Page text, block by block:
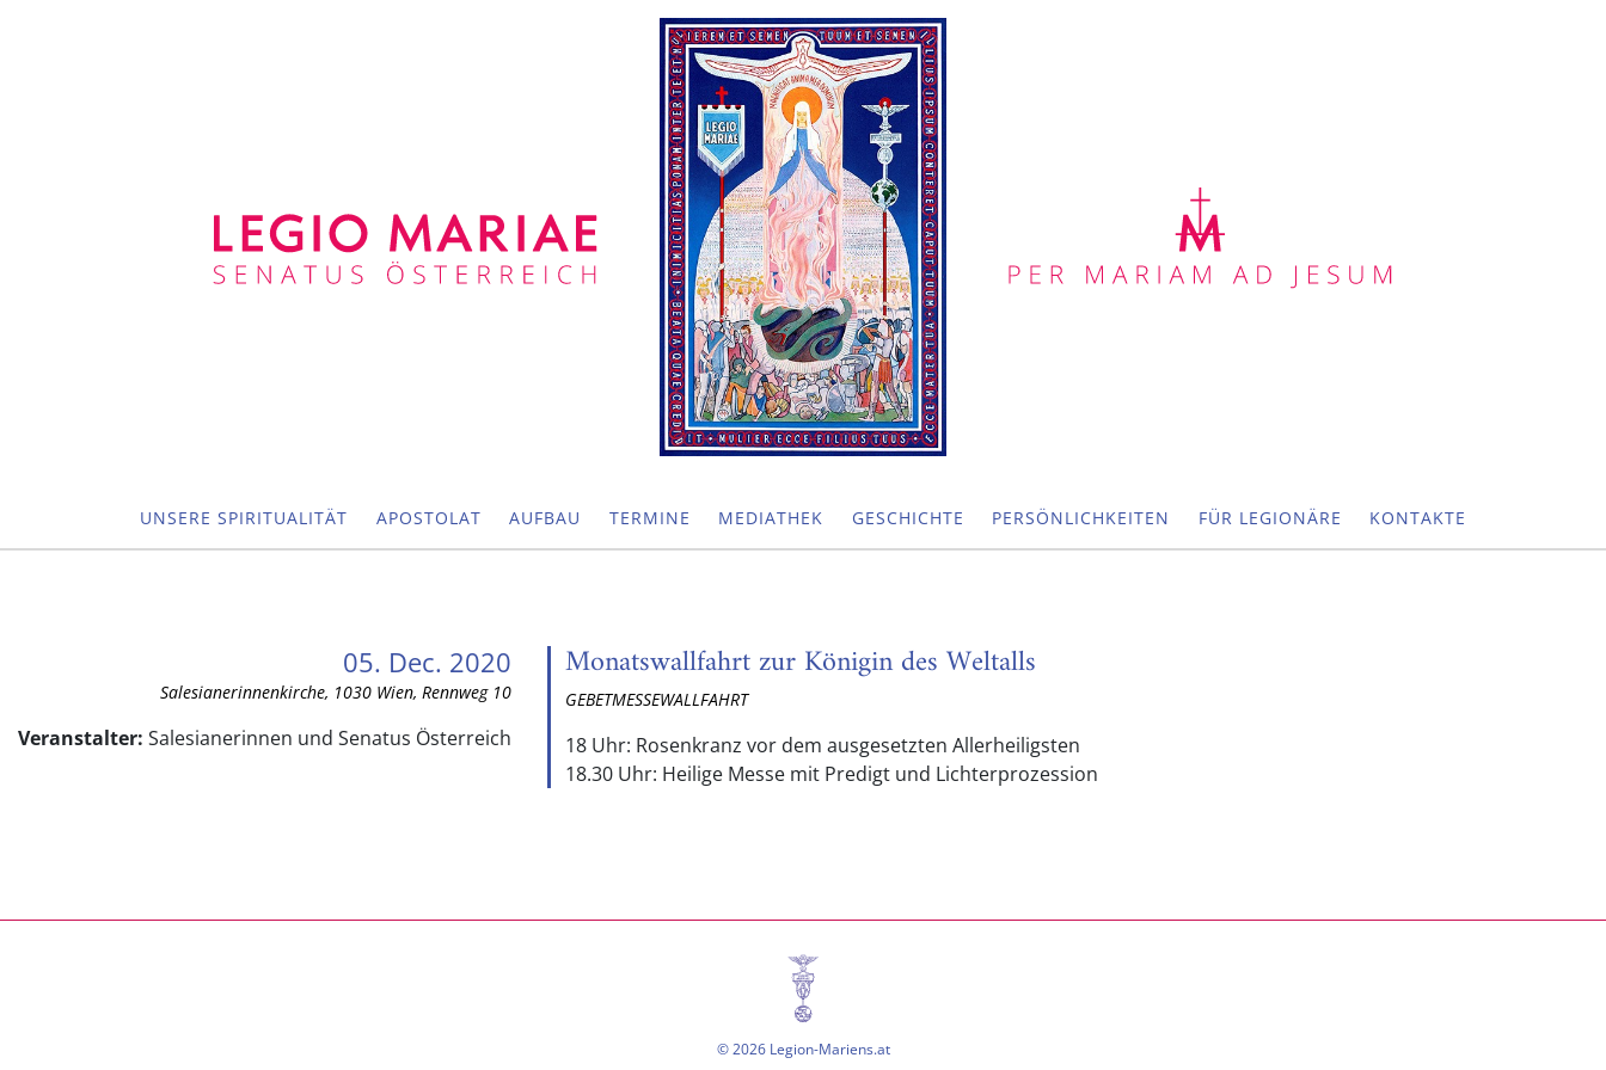
UNSERE SPIRITUALITÄT APOSTOLAT AUFBAU TERMINE MEDIATHEK GESCHICHTE PERSÖNLICHKEITEN FÜR LEGIONÄRE KONTAKTE
05. Dec. 2020
Salesianerinnenkirche, 1030 Wien, Rennweg 10
Veranstalter: Salesianerinnen und Senatus Österreich
Monatswallfahrt zur Königin des Weltalls
GEBETMESSEWALLFAHRT
18 Uhr: Rosenkranz vor dem ausgesetzten Allerheiligsten
18.30 Uhr: Heilige Messe mit Predigt und Lichterprozession
© 2026 Legion-Mariens.at